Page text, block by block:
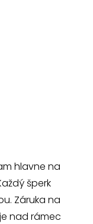
hlavne na
šperk
Záruka na
nad rámec